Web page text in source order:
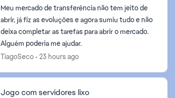
Meu mercado de transferência não tem jeito de
abrir, já fiz as evoluções e agora sumiu tudo e não
deixa completar as tarefas para abrir o mercado.
Alguém poderia me ajudar.
TiagoSeco
23 hours ago
Jogo com servidores lixo